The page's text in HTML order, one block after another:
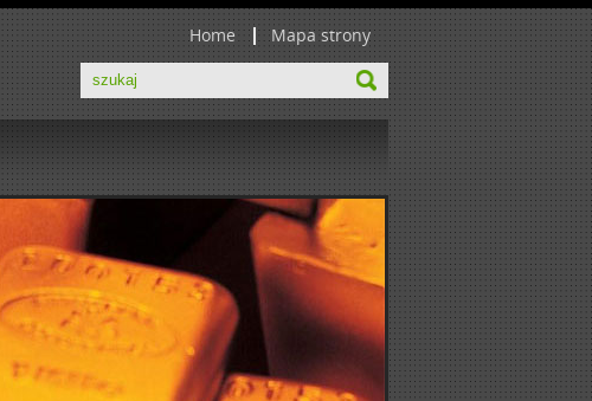
Home Mapa strony